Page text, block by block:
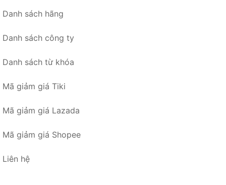
Danh sách hãng
Danh sách công ty
Danh sách từ khóa
Mã giảm giá Tiki
Mã giảm giá Lazada
Mã giảm giá Shopee
Liên hệ